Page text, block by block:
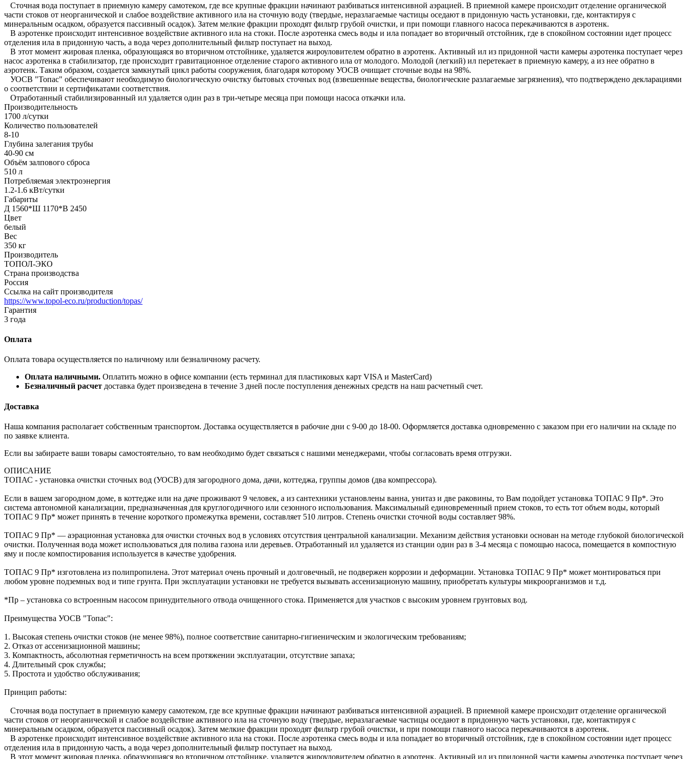
Сточная вода поступает в приемную камеру самотеком, где все крупные фракции начинают разбиваться интенсивной аэрацией. В приемной камере происходит отделение органической
части стоков от неорганической и слабое воздействие активного ила на сточную воду (твердые, неразлагаемые частицы оседают в придонную часть установки, где, контактируя с
минеральным осадком, образуется пассивный осадок). Затем мелкие фракции проходят фильтр грубой очистки, и при помощи главного насоса перекачиваются в аэротенк.
В аэротенке происходит интенсивное воздействие активного ила на стоки. После аэротенка смесь воды и ила попадает во вторичный отстойник, где в спокойном состоянии идет процесс
отделения ила в придонную часть, а вода через дополнительный фильтр поступает на выход.
В этот момент жировая пленка, образующаяся во вторичном отстойнике, удаляется жироуловителем обратно в аэротенк. Активный ил из придонной части камеры аэротенка поступает через
насос аэротенка в стабилизатор, где происходит гравитационное отделение старого активного ила от молодого. Молодой (легкий) ил перетекает в приемную камеру, а из нее обратно в
аэротенк. Таким образом, создается замкнутый цикл работы сооружения, благодаря которому УОСВ очищает сточные воды на 98%.
УОСВ "Топас" обеспечивают необходимую биологическую очистку бытовых сточных вод (взвешенные вещества, биологические разлагаемые загрязнения), что подтверждено декларациями
о соответствии и сертификатами соответствия.
Отработанный стабилизированный ил удаляется один раз в три-четыре месяца при помощи насоса откачки ила.
Производительность
1700 л/сутки
Количество пользователей
8-10
Глубина залегания трубы
40-90 см
Объём залпового сброса
510 л
Потребляемая электроэнергия
1.2-1.6 кВт/сутки
Габариты
Д 1560*Ш 1170*В 2450
Цвет
белый
Вес
350 кг
Производитель
ТОПОЛ-ЭКО
Страна производства
Россия
Ссылка на сайт производителя
https://www.topol-eco.ru/production/topas/
Гарантия
3 года
Оплата
Оплата товара осуществляется по наличному или безналичному расчету.
Оплата наличными. Оплатить можно в офисе компании (есть терминал для пластиковых карт VISA и MasterCard)
Безналичный расчет доставка будет произведена в течение 3 дней после поступления денежных средств на наш расчетный счет.
Доставка
Наша компания располагает собственным транспортом. Доставка осуществляется в рабочие дни с 9-00 до 18-00. Оформляется доставка одновременно с заказом при его наличии на складе по
по заявке клиента.
Если вы забираете ваши товары самостоятельно, то вам необходимо будет связаться с нашими менеджерами, чтобы согласовать время отгрузки.
ОПИСАНИЕ
ТОПАС - установка очистки сточных вод (УОСВ) для загородного дома, дачи, коттеджа, группы домов (два компрессора).
Если в вашем загородном доме, в коттедже или на даче проживают 9 человек, а из сантехники установлены ванна, унитаз и две раковины, то Вам подойдет установка ТОПАС 9 Пр*. Это
система автономной канализации, предназначенная для круглогодичного или сезонного использования. Максимальный единовременный прием стоков, то есть тот объем воды, который
ТОПАС 9 Пр* может принять в течение короткого промежутка времени, составляет 510 литров. Степень очистки сточной воды составляет 98%.
ТОПАС 9 Пр* — аэрационная установка для очистки сточных вод в условиях отсутствия центральной канализации. Механизм действия установки основан на методе глубокой биологической
очистки. Полученная вода может использоваться для полива газона или деревьев. Отработанный ил удаляется из станции один раз в 3-4 месяца с помощью насоса, помещается в компостную
яму и после компостирования используется в качестве удобрения.
ТОПАС 9 Пр* изготовлена из полипропилена. Этот материал очень прочный и долговечный, не подвержен коррозии и деформации. Установка ТОПАС 9 Пр* может монтироваться при
любом уровне подземных вод и типе грунта. При эксплуатации установки не требуется вызывать ассенизационую машину, приобретать культуры микроорганизмов и т.д.
*Пр – установка со встроенным насосом принудительного отвода очищенного стока. Применяется для участков с высоким уровнем грунтовых вод.
Преимущества УОСВ "Топас":
1. Высокая степень очистки стоков (не менее 98%), полное соответствие санитарно-гигиеническим и экологическим требованиям;
2. Отказ от ассенизационной машины;
3. Компактность, абсолютная герметичность на всем протяжении эксплуатации, отсутствие запаха;
4. Длительный срок службы;
5. Простота и удобство обслуживания;
Принцип работы:
Сточная вода поступает в приемную камеру самотеком, где все крупные фракции начинают разбиваться интенсивной аэрацией. В приемной камере происходит отделение органической
части стоков от неорганической и слабое воздействие активного ила на сточную воду (твердые, неразлагаемые частицы оседают в придонную часть установки, где, контактируя с
минеральным осадком, образуется пассивный осадок). Затем мелкие фракции проходят фильтр грубой очистки, и при помощи главного насоса перекачиваются в аэротенк.
В аэротенке происходит интенсивное воздействие активного ила на стоки. После аэротенка смесь воды и ила попадает во вторичный отстойник, где в спокойном состоянии идет процесс
отделения ила в придонную часть, а вода через дополнительный фильтр поступает на выход.
В этот момент жировая пленка, образующаяся во вторичном отстойнике, удаляется жироуловителем обратно в аэротенк. Активный ил из придонной части камеры аэротенка поступает через